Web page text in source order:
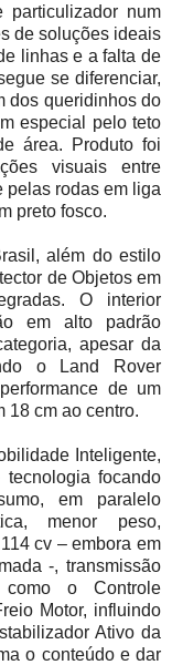
particulizador num
de soluções ideais
linhas e a falta de
se diferenciar,
dos queridinhos do
especial pelo teto
área. Produto foi
visuais entre
pelas rodas em liga
preto fosco.
além do estilo
de Objetos em
O interior
em alto padrão
apesar da
o Land Rover
de um
18 cm ao centro.
Inteligente,
tecnologia focando
em paralelo
menor peso,
cv – embora em
-, transmissão
como o Controle
Motor, influindo
Ativo da
o conteúdo e dar